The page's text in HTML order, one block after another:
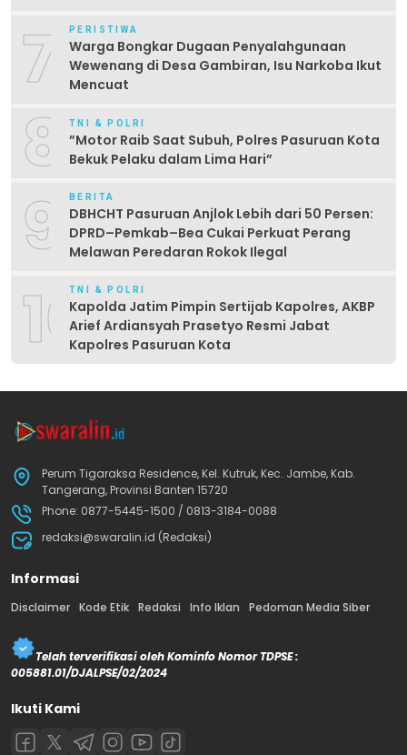
7 PERISTIWA
Warga Bongkar Dugaan Penyalahgunaan
Wewenang di Desa Gambiran, Isu Narkoba Ikut
Mencuat
8 TNI & POLRI
‎”Motor Raib Saat Subuh, Polres Pasuruan Kota
Bekuk Pelaku dalam Lima Hari” ‎
9 BERITA
DBHCHT Pasuruan Anjlok Lebih dari 50 Persen:
DPRD–Pemkab–Bea Cukai Perkuat Perang
Melawan Peredaran Rokok Ilegal
10TNI & POLRI
Kapolda Jatim Pimpin Sertijab Kapolres, AKBP
Arief Ardiansyah Prasetyo Resmi Jabat
Kapolres Pasuruan Kota
Perum Tigaraksa Residence, Kel. Kutruk, Kec. Jambe, Kab.
Tangerang, Provinsi Banten 15720
Phone: 0877-5445-1500 / 0813-3184-0088
redaksi@swaralin.id (Redaksi)
Informasi
Disclaimer Kode Etik Redaksi Info Iklan Pedoman Media Siber
Telah terverifikasi oleh Kominfo Nomor TDPSE :
005881.01/DJALPSE/02/2024
Ikuti Kami